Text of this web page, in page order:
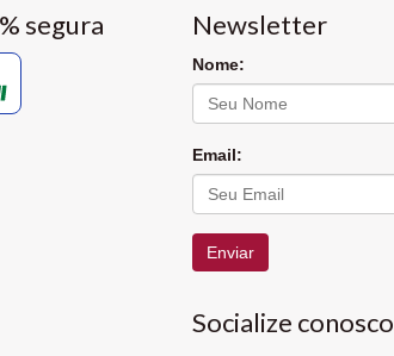
segura Newsletter
Nome:
Email:
Enviar
Socialize conosco